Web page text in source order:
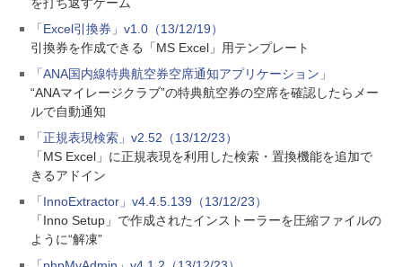
「Excel引換券」v1.0（13/12/19）
引換券を作成できる「MS Excel」用テンプレート
「ANA国内線特典航空券空席通知アプリケーション」
“ANAマイレージクラブ”の特典航空券の空席を確認したらメー
ルで自動通知
「正規表現検索」v2.52（13/12/23）
「MS Excel」に正規表現を利用した検索・置換機能を追加で
きるアドイン
「InnoExtractor」v4.4.5.139（13/12/23）
「Inno Setup」で作成されたインストーラーを圧縮ファイルの
ように“解凍”